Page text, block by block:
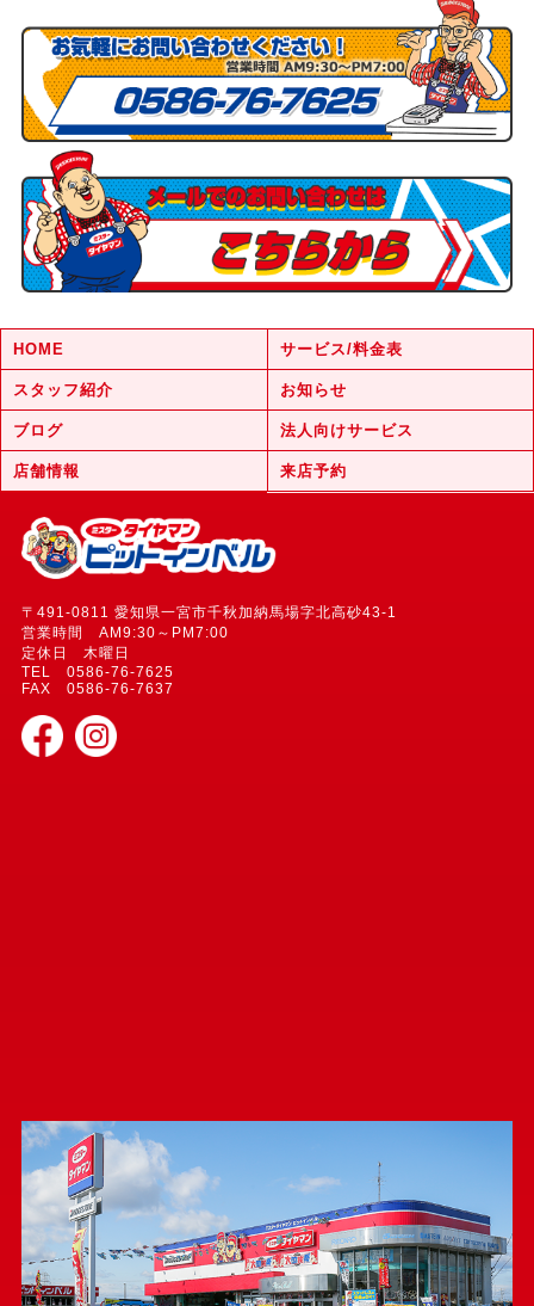
HOME サービス/料金表
スタッフ紹介 お知らせ
ブログ 法人向けサービス
店舗情報 来店予約
〒491-0811 愛知県一宮市千秋加納馬場字北高砂43-1
営業時間 AM9:30～PM7:00
定休日 木曜日
TEL 0586-76-7625
FAX 0586-76-7637